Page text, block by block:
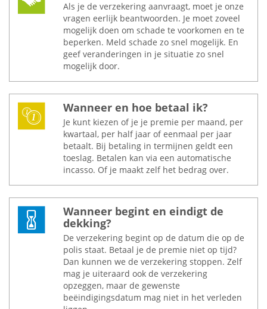
Als je de verzekering aanvraagt, moet je onze
vragen eerlijk beantwoorden. Je moet zoveel
mogelijk doen om schade te voorkomen en te
beperken. Meld schade zo snel mogelijk. En
geef veranderingen in je situatie zo snel
mogelijk door.
Wanneer en hoe betaal ik?
Je kunt kiezen of je je premie per maand, per
kwartaal, per half jaar of eenmaal per jaar
betaalt. Bij betaling in termijnen geldt een
toeslag. Betalen kan via een automatische
incasso. Of je maakt zelf het bedrag over.
Wanneer begint en eindigt de
dekking?
De verzekering begint op de datum die op de
polis staat. Betaal je de premie niet op tijd?
Dan kunnen we de verzekering stoppen. Zelf
mag je uiteraard ook de verzekering
opzeggen, maar de gewenste
beëindigingsdatum mag niet in het verleden